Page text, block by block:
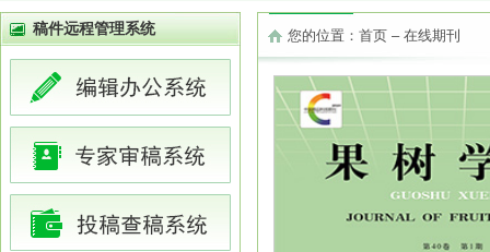
稿件远程管理系统 您的位置： 首页 – 在线期刊